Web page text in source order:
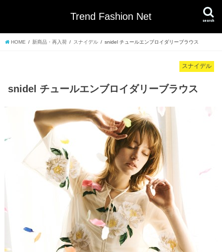
Trend Fashion Net search
HOME 新商品・再入荷 スナイデル snidel チュールエンブロイダリーブラウス
スナイデル
snidel チュールエンブロイダリーブラウス